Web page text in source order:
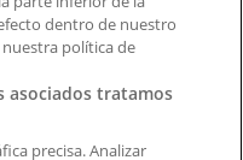
dentro de nuestro
política de
asociados tratamos
precisa. Analizar